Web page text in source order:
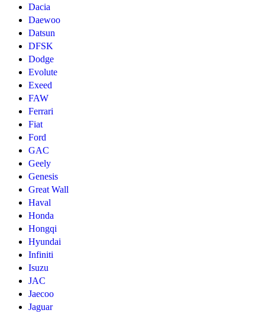
Dacia
Daewoo
Datsun
DFSK
Dodge
Evolute
Exeed
FAW
Ferrari
Fiat
Ford
GAC
Geely
Genesis
Great Wall
Haval
Honda
Hongqi
Hyundai
Infiniti
Isuzu
JAC
Jaecoo
Jaguar